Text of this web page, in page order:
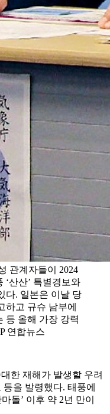
관계자들이 2024
‘산산’ 특별경보와
다. 일본은 이날 당
하고 규슈 남부에
등 올해 가장 강력
연합뉴스
한 재해가 발생할 우려
을 발령했다. 태풍에
돌’ 이후 약 2년 만이